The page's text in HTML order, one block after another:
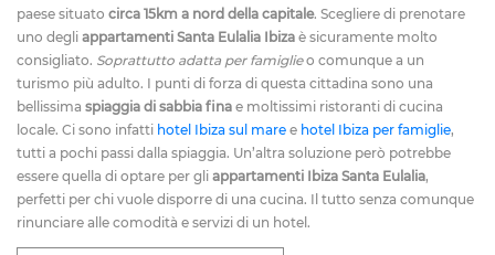
paese situato circa 15km a nord della capitale. Scegliere di prenotare
uno degli appartamenti Santa Eulalia Ibiza è sicuramente molto
consigliato. Soprattutto adatta per famiglieo comunque a un
turismo più adulto. I punti di forza di questa cittadina sono una
bellissima spiaggia di sabbia fina e moltissimi ristoranti di cucina
locale. Ci sono infatti hotel Ibiza sul mare e hotel Ibiza per famiglie,
tutti a pochi passi dalla spiaggia. Un’altra soluzione però potrebbe
essere quella di optare per gli appartamenti Ibiza Santa Eulalia,
perfetti per chi vuole disporre di una cucina. Il tutto senza comunque
rinunciare alle comodità e servizi di un hotel.